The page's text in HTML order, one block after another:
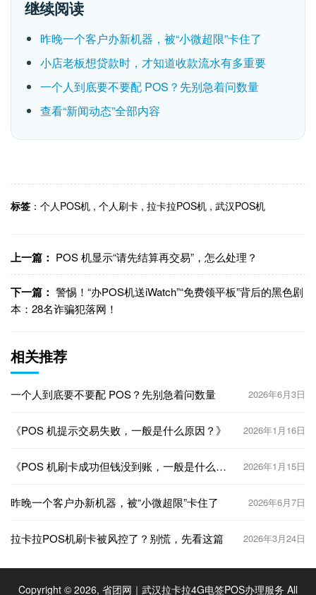
继续阅读
昨晚一个客户办新机器，被“小微超限”卡住了
小店老板想贷款时，才知道收款流水有多重要
一个人到底要不要配 POS？先别急着问数量
查看“新闻动态”全部内容
标签 ： 个人POS机 , 个人刷卡 , 拉卡拉POS机 , 武汉POS机
上一篇： POS 机显示“请先结算再交易”，怎么处理？
下一篇： 警惕！“办POS机送iWatch”“免费领平板”背后的黑色剧
本：28名诈骗犯落网！
相关推荐
一个人到底要不要配 POS？先别急着问数量 2026年6月3日
《POS 机提示交易失败，一般是什么原因？》 2026年1月16日
《POS 机刷卡成功但钱没到账，一般是什么原
2026年1月15日
昨晚一个客户办新机器，被“小微超限”卡住了 2026年6月7日
拉卡拉POS机刷卡被风控了？别慌，先看这篇 2026年3月24日
Copyright © 2026, 省团网｜武汉拉卡拉4G电签POS办理服务 All